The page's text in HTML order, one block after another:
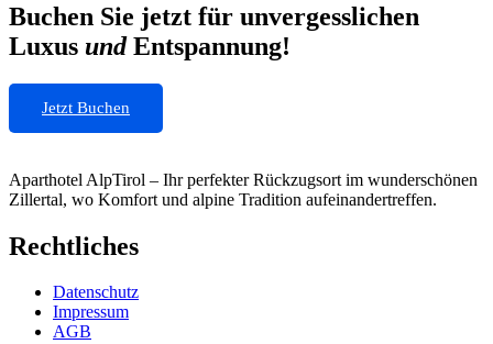
Buchen Sie jetzt für unvergesslichen
Luxus undEntspannung!
Jetzt Buchen
Aparthotel AlpTirol – Ihr perfekter Rückzugsort im wunderschönen
Zillertal, wo Komfort und alpine Tradition aufeinandertreffen.
Rechtliches
Datenschutz
Impressum
AGB